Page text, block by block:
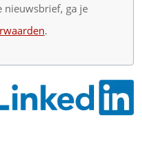
ga je
.